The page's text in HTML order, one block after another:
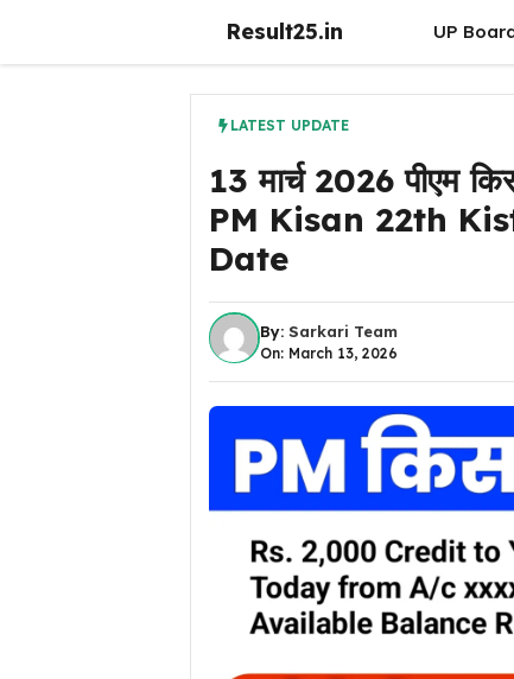
Result25.in UP
LATEST UPDATE
13 मार्च 2026 पीएम
PM Kisan 22th
Date
By: Sarkari Team
On: March 13, 2026